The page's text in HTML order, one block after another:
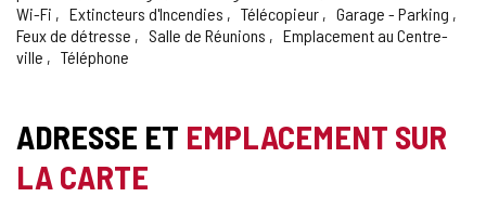
Wi-Fi
Extincteurs d'Incendies Télécopieur
Garage - Parking
Feux de détresse
Salle de Réunions
Emplacement au Centre-
ville
Téléphone
ADRESSE ET EMPLACEMENT SUR
LA CARTE